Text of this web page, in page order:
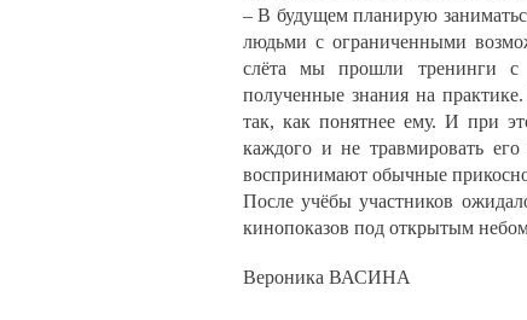
– В будущем планирую
людьми с ограниченными
слёта мы прошли тренинги с
полученные знания на
так, как понятнее ему. И при
каждого и не травмировать
воспринимают обычные
После учёбы участников
кинопоказов под открытым
Вероника ВАСИНА